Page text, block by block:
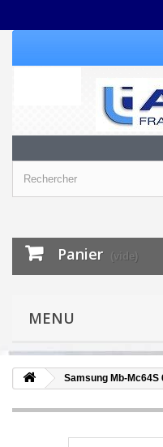
Panier (vide)
MENU
Samsung Mb-Mc64S